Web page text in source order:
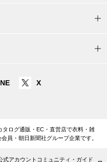
おすすめブラ
X
ログ通販・EC・直営店で衣料・雑
員・朝日新聞社グループ企業です。
式アカウントコミュニティ・ガイド